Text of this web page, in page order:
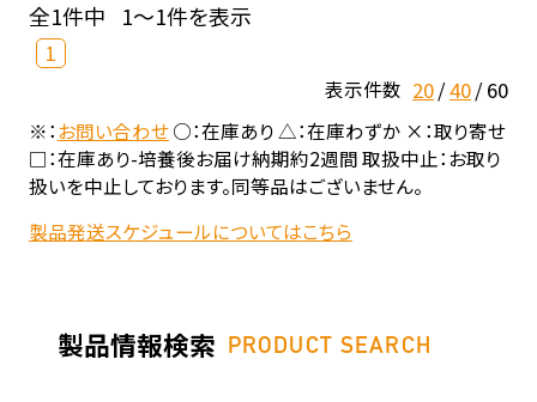
全1件中 1～1件を表示
1
表示件数 20 40 60
※：お問い合わせ○：在庫あり △：在庫わずか ×：取り寄せ
□：在庫あり-培養後お届け納期約2週間 取扱中止：お取り
扱いを中止しております。同等品はございません。
製品発送スケジュールについてはこちら
製品情報検索 PRODUCT SEARCH